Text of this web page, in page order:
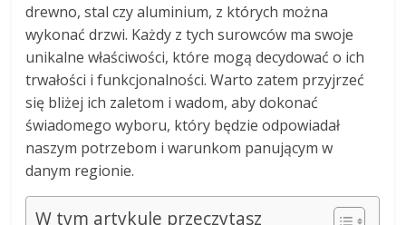
drewno, stal czy aluminium, z których można
wykonać drzwi. Każdy z tych surowców ma swoje
unikalne właściwości, które mogą decydować o ich
trwałości i funkcjonalności. Warto zatem przyjrzeć
się bliżej ich zaletom i wadom, aby dokonać
świadomego wyboru, który będzie odpowiadał
naszym potrzebom i warunkom panującym w
danym regionie.
W tym artykule przeczytasz